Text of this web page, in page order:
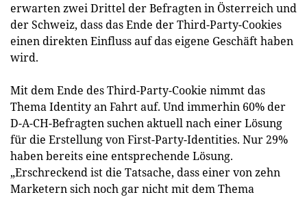
erwarten zwei Drittel der Befragten in Österreich und
der Schweiz, dass das Ende der Third-Party-Cookies
einen direkten Einfluss auf das eigene Geschäft haben
wird.
Mit dem Ende des Third-Party-Cookie nimmt das
Thema Identity an Fahrt auf. Und immerhin 60% der
D-A-CH-Befragten suchen aktuell nach einer Lösung
für die Erstellung von First-Party-Identities. Nur 29%
haben bereits eine entsprechende Lösung.
„Erschreckend ist die Tatsache, dass einer von zehn
Marketern sich noch gar nicht mit dem Thema